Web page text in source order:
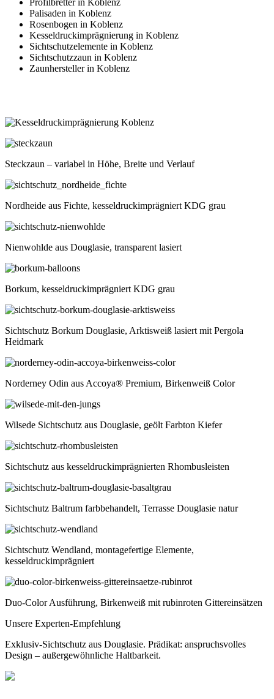
Profilbretter in Koblenz
Palisaden in Koblenz
Rosenbogen in Koblenz
Kesseldruckimprägnierung in Koblenz
Sichtschutzelemente in Koblenz
Sichtschutzzaun in Koblenz
Zaunhersteller in Koblenz
Steckzaun – variabel in Höhe, Breite und Verlauf
Nordheide aus Fichte, kesseldruckimprägniert KDG grau
Nienwohlde aus Douglasie, transparent lasiert
Borkum, kesseldruckimprägniert KDG grau
Sichtschutz Borkum Douglasie, Arktisweiß lasiert mit Pergola
Heidmark
Norderney Odin aus Accoya® Premium, Birkenweiß Color
Wilsede Sichtschutz aus Douglasie, geölt Farbton Kiefer
Sichtschutz aus kesseldruckimprägnierten Rhombusleisten
Sichtschutz Baltrum farbbehandelt, Terrasse Douglasie natur
Sichtschutz Wendland, montagefertige Elemente,
kesseldruckimprägniert
Duo-Color Ausführung, Birkenweiß mit rubinroten Gittereinsätzen
Unsere Experten-Empfehlung
Exklusiv-Sichtschutz aus Douglasie. Prädikat: anspruchsvolles
Design – außergewöhnliche Haltbarkeit.